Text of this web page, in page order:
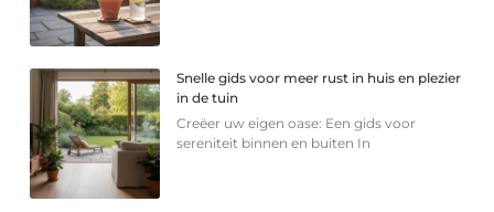
Snelle gids voor meer rust in huis en plezier
in de tuin
Creëer uw eigen oase: Een gids voor
sereniteit binnen en buiten In